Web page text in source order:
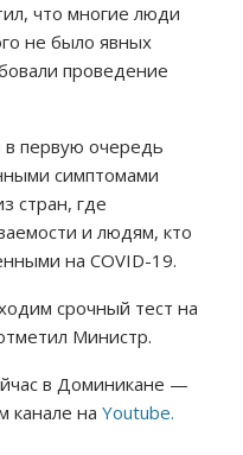
что многие люди
не было явных
проведение
в первую очередь
симптомами
стран, где
и людям, кто
на COVID-19.
срочный тест на
Министр.
в Доминикане —
канале наYoutube.